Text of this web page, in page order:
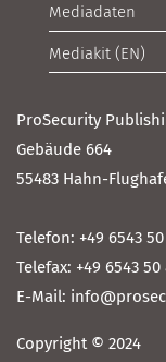
Mediadaten
Mediakit (EN)
ProSecurity
Gebäude 664
55483 Hahn-
Telefon: +49 6543
Telefax: +49 6543 50
E-Mail:
Copyright © 2024